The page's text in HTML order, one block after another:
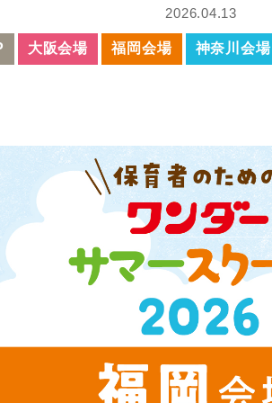
2026.04.13
大阪会場 福岡会場 神奈川会場